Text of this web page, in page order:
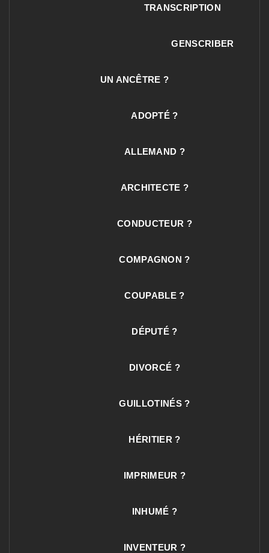
TRANSCRIPTION
GENSCRIBER
UN ANCÊTRE ?
ADOPTÉ ?
ALLEMAND ?
ARCHITECTE ?
CONDUCTEUR ?
COMPAGNON ?
COUPABLE ?
DÉPUTÉ ?
DIVORCÉ ?
GUILLOTINÉS ?
HÉRITIER ?
IMPRIMEUR ?
INHUMÉ ?
INVENTEUR ?